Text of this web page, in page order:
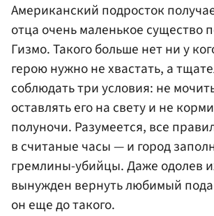
Американский подросток
отца очень маленькое существо
Гизмо. Такого больше нет ни у
герою нужно не хвастать, а
соблюдать три условия: не
оставлять его на свету и не
полуночи. Разумеется, все
в считаные часы — и город
гремлины-убийцы. Даже одолев
вынужден вернуть любимый
он еще до такого.